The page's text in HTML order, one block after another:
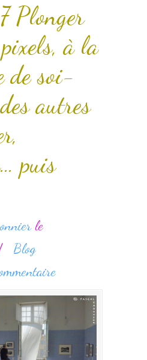
Plonger
à la
de soi-
autres
puis
le
Blog